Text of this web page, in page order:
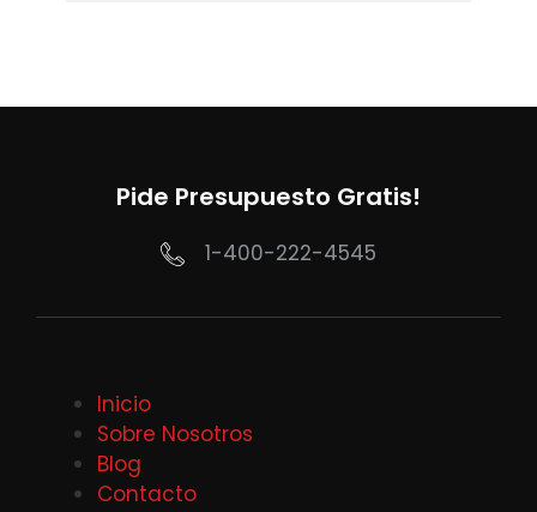
Pide Presupuesto Gratis!
1-400-222-4545
Inicio
Sobre Nosotros
Blog
Contacto